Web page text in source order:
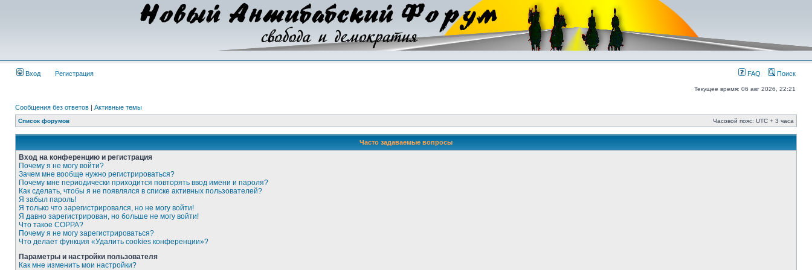
Вход Регистрация FAQ Поиск
Текущее время: 06 авг 2026, 22:21
Сообщения без ответов | Активные темы
Список форумов Часовой пояс: UTC + 3 часа
Часто задаваемые вопросы
Вход на конференцию и регистрация
Почему я не могу войти?
Зачем мне вообще нужно регистрироваться?
Почему мне периодически приходится повторять ввод имени и пароля?
Как сделать, чтобы я не появлялся в списке активных пользователей?
Я забыл пароль!
Я только что зарегистрировался, но не могу войти!
Я давно зарегистрирован, но больше не могу войти!
Что такое COPPA?
Почему я не могу зарегистрироваться?
Что делает функция «Удалить cookies конференции»?
Параметры и настройки пользователя
Как мне изменить мои настройки?